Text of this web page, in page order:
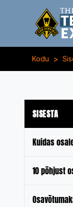
Kodu >
SISESTA
Kuidas
10 põhjust